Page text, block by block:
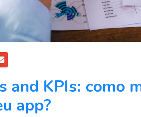
and KPIs: como
app?